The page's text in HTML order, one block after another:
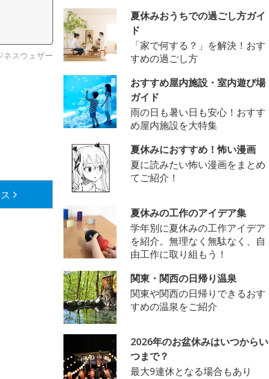
ネスウェザー
夏休みおうちでの過ごし方ガイ
ド
「家で何する？」を解決！おす
すめの過ごし方
おすすめ屋内施設・室内遊び場
ガイド
雨の日も暑い日も安心！おすす
め屋内施設を大特集
夏休みにおすすめ！怖い漫画
夏に読みたい怖い漫画をまとめ
てご紹介！
夏休みの工作のアイデア集
学年別に夏休みの工作アイデア
を紹介。無理なく無駄なく、自
由工作に取り組もう！
関東・関西の日帰り温泉
関東や関西の日帰りできるおす
すめの温泉をご紹介
2026年のお盆休みはいつからい
つまで？
最大9連休となる場合もあり